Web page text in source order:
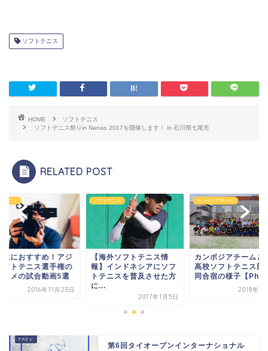
ソフトテニス
HOME
ソフトテニス
ソフトテニス祭りin Nanao 2017を開催します！ in 石川県七尾市
RELATED POST
テニス
生におすすめ！アジ
フトテニス選手権の
スメの試合動画5選
2016年11月23日
ソフトテニス
【海外ソフトテニス情
報】インドネシアにソフ
トテニスを普及させた方
に...
2017年1月5日
カンボジアチーム
カンボジアチームと
高校ソフトテニス部
同合宿の様子【
2018年7
第6回タイオープンインターナショナル